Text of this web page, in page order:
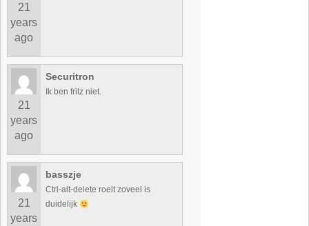
21
years
ago
21
years
ago
Securitron
Ik ben fritz niet.
21
years
basszje
Ctrl-alt-delete roelt zoveel is
duidelijk